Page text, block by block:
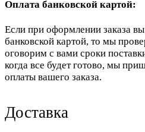
Оплата банковской картой:
Если при оформлении заказа
банковской картой, то мы
оговорим с вами сроки
когда все будет готово, мы
оплаты вашего заказа.
Доставка